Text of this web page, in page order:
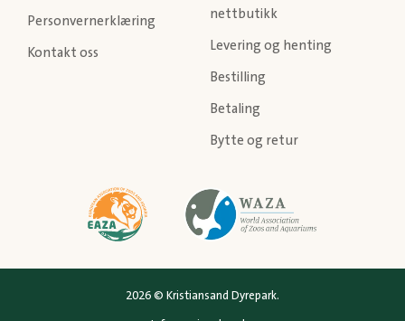
Personvernerklæring
Kontakt oss
nettbutikk
Levering og henting
Bestilling
Betaling
Bytte og retur
2026 © Kristiansand Dyrepark.